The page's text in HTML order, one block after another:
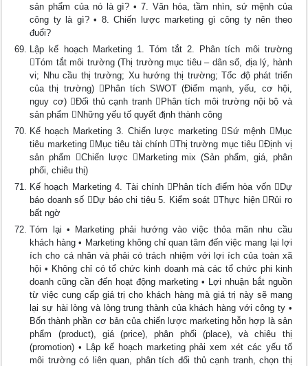
sản phẩm của nó là gì? • 7. Văn hóa, tầm nhìn, sứ mệnh của
công ty là gì? • 8. Chiến lược marketing gì công ty nên theo
đuổi?
Lập kế hoạch Marketing 1. Tóm tắt 2. Phân tích môi trường
Tóm tắt môi trường (Thị trường mục tiêu – dân số, địa lý, hành
vi; Nhu cầu thị trường; Xu hướng thị trường; Tốc độ phát triển
của thị trường) Phân tích SWOT (Điểm mạnh, yếu, cơ hội,
nguy cơ) Đối thủ cạnh tranh Phân tích môi trường nội bộ và
sản phẩm Những yếu tố quyết định thành công
Kế hoạch Marketing 3. Chiến lược marketing Sứ mệnh Mục
tiêu marketing Mục tiêu tài chính Thị trường mục tiêu Định vị
sản phẩm Chiến lược Marketing mix (Sản phẩm, giá, phân
phối, chiêu thị)
Kế hoạch Marketing 4. Tài chính Phân tích điểm hòa vốn Dự
báo doanh số Dự báo chi tiêu 5. Kiểm soát Thực hiện Rủi ro
bất ngờ
Tóm lại • Marketing phải hướng vào việc thỏa mãn nhu cầu
khách hàng • Marketing không chỉ quan tâm đến việc mang lại lợi
ích cho cá nhân và phải có trách nhiệm với lợi ích của toàn xã
hội • Không chỉ có tổ chức kinh doanh mà các tổ chức phi kinh
doanh cũng cần đến hoạt động marketing • Lợi nhuận bắt nguồn
từ việc cung cấp giá trị cho khách hàng mà giá trị này sẽ mang
lại sự hài lòng và lòng trung thành của khách hàng với công ty •
Bốn thành phần cơ bản của chiến lược marketing hỗn hợp là sản
phẩm (product), giá (price), phân phối (place), và chiêu thị
(promotion) • Lập kế hoạch marketing phải xem xét các yếu tố
môi trường có liên quan, phân tích đối thủ cạnh tranh, chọn thị